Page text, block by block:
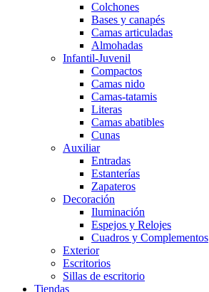
Colchones
Bases y canapés
Camas articuladas
Almohadas
Infantil-Juvenil
Compactos
Camas nido
Camas-tatamis
Literas
Camas abatibles
Cunas
Auxiliar
Entradas
Estanterías
Zapateros
Decoración
Iluminación
Espejos y Relojes
Cuadros y Complementos
Exterior
Escritorios
Sillas de escritorio
Tiendas